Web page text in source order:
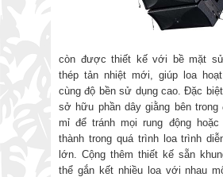
còn được thiết kế với bề mặt
thép tản nhiệt mới, giúp loa
cùng độ bền sử dụng cao. Đặc
sở hữu phần dây giằng bên
mỉ để tránh mọi rung động hoặc
thành trong quá trình loa trình
lớn. Cộng thêm thiết kế sẵn
thể gắn kết nhiều loa với nhau